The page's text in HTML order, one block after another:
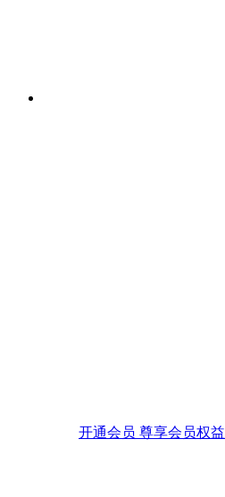
开通会员 尊享会员权益